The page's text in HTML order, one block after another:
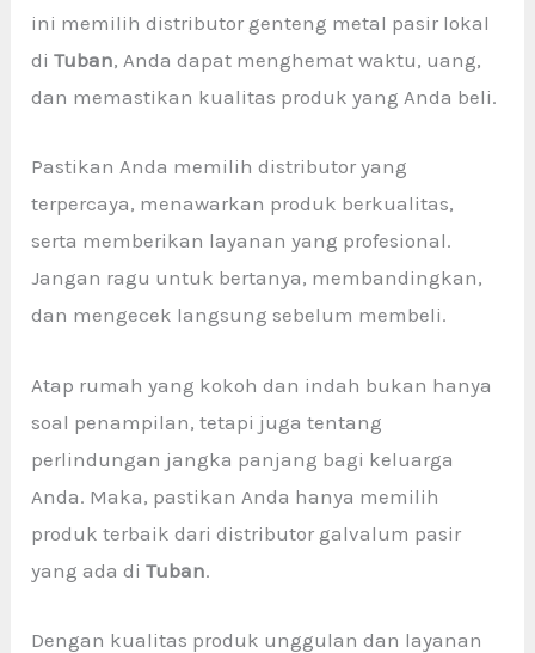
ini memilih distributor genteng metal pasir lokal
diTuban, Anda dapat menghemat waktu, uang,
dan memastikan kualitas produk yang Anda beli.
Pastikan Anda memilih distributor yang
terpercaya, menawarkan produk berkualitas,
serta memberikan layanan yang profesional.
Jangan ragu untuk bertanya, membandingkan,
dan mengecek langsung sebelum membeli.
Atap rumah yang kokoh dan indah bukan hanya
soal penampilan, tetapi juga tentang
perlindungan jangka panjang bagi keluarga
Anda. Maka, pastikan Anda hanya memilih
produk terbaik dari distributor galvalum pasir
yang ada diTuban.
Dengan kualitas produk unggulan dan layanan